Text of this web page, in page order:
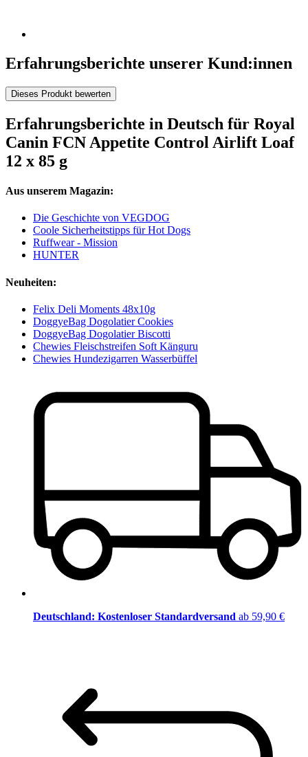
Erfahrungsberichte unserer Kund:innen
Dieses Produkt bewerten
Erfahrungsberichte in Deutsch für Royal
Canin FCN Appetite Control Airlift Loaf
12 x 85 g
Aus unserem Magazin:
Die Geschichte von VEGDOG
Coole Sicherheitstipps für Hot Dogs
Ruffwear - Mission
HUNTER
Neuheiten:
Felix Deli Moments 48x10g
DoggyeBag Dogolatier Cookies
DoggyeBag Dogolatier Biscotti
Chewies Fleischstreifen Soft Känguru
Chewies Hundezigarren Wasserbüffel
Deutschland: Kostenloser Standardversand ab 59,90 €